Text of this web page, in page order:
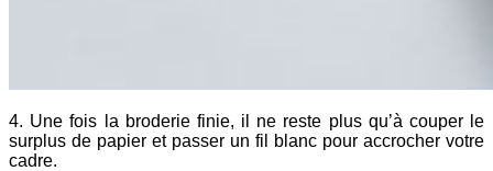
4. Une fois la broderie finie, il ne reste plus qu’à couper le
surplus de papier et passer un fil blanc pour accrocher votre
cadre.